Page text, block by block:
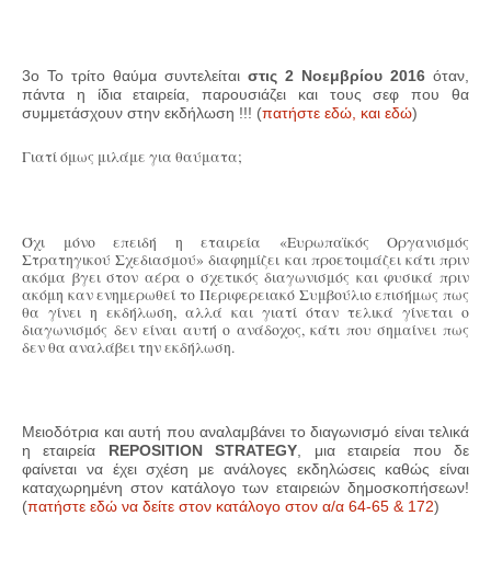
3ο Το τρίτο θαύμα συντελείται στις 2 Νοεμβρίου 2016 όταν,
πάντα η ίδια εταιρεία, παρουσιάζει και τους σεφ που θα
συμμετάσχουν στην εκδήλωση !!! (πατήστε εδώ, και εδώ)
Γιατί όμως μιλάμε για θαύματα;
Όχι μόνο επειδή η εταιρεία «Ευρωπαϊκός Οργανισμός
Στρατηγικού Σχεδιασμού» διαφημίζει και προετοιμάζει κάτι πριν
ακόμα βγει στον αέρα ο σχετικός διαγωνισμός και φυσικά πριν
ακόμη καν ενημερωθεί το Περιφερειακό Συμβούλιο επισήμως πως
θα γίνει η εκδήλωση, αλλά και γιατί όταν τελικά γίνεται ο
διαγωνισμός δεν είναι αυτή ο ανάδοχος, κάτι που σημαίνει πως
δεν θα αναλάβει την εκδήλωση.
Μειοδότρια και αυτή που αναλαμβάνει το διαγωνισμό είναι τελικά
η εταιρεία
REPOSITION STRATEGY, μια εταιρεία που δε
φαίνεται να έχει σχέση με ανάλογες εκδηλώσεις καθώς είναι
καταχωρημένη στον κατάλογο των εταιρειών δημοσκοπήσεων!
(πατήστε εδώ να δείτε στον κατάλογο στον α/α 64-65 & 172)